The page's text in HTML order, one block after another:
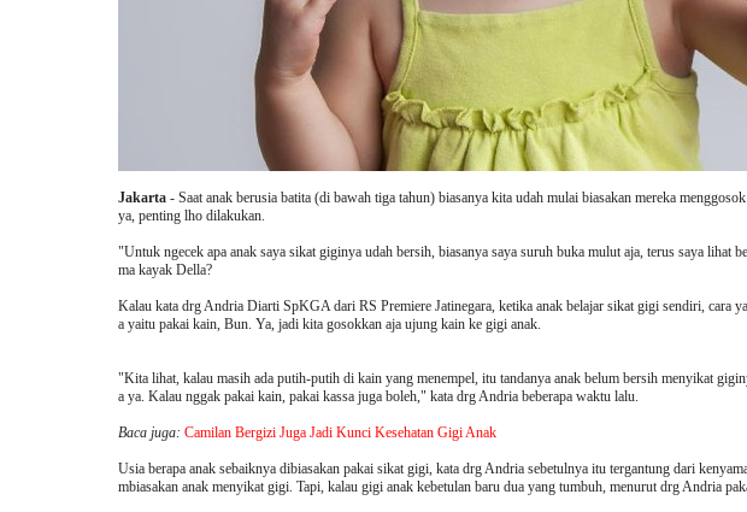
Jakarta - Saat anak berusia batita (di bawah tiga tahun) biasanya kita udah mulai biasakan mereka menggosok
ya, penting lho dilakukan.
"Untuk ngecek apa anak saya sikat giginya udah bersih, biasanya saya suruh buka mulut aja, terus saya
ma kayak Della?
Kalau kata drg Andria Diarti SpKGA dari RS Premiere Jatinegara, ketika anak belajar sikat gigi sendiri, cara
a yaitu pakai kain, Bun. Ya, jadi kita gosokkan aja ujung kain ke gigi anak.
"Kita lihat, kalau masih ada putih-putih di kain yang menempel, itu tandanya anak belum bersih menyikat
a ya. Kalau nggak pakai kain, pakai kassa juga boleh," kata drg Andria beberapa waktu lalu.
Baca juga: Camilan Bergizi Juga Jadi Kunci Kesehatan Gigi Anak
Usia berapa anak sebaiknya dibiasakan pakai sikat gigi, kata drg Andria sebetulnya itu tergantung dari
mbiasakan anak menyikat gigi. Tapi, kalau gigi anak kebetulan baru dua yang tumbuh, menurut drg Andria